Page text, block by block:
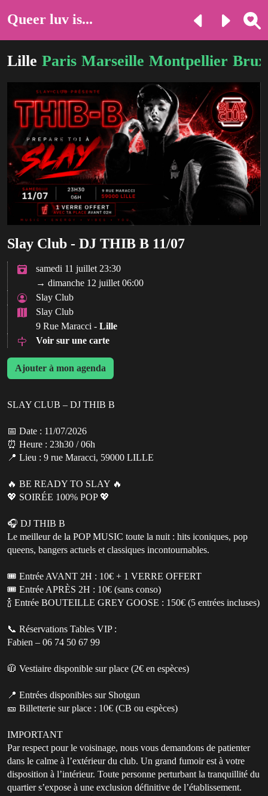
Queer luv is...
Lille Paris Marseille Montpellier
Slay Club - DJ THIB B 11/07
samedi 11 juillet 23:30
→ dimanche 12 juillet 06:00
Slay Club
Slay Club
9 Rue Maracci - Lille
Voir sur une carte
Ajouter à mon agenda
SLAY CLUB – DJ THIB B
📅 Date : 11/07/2026
⏰ Heure : 23h30 / 06h
📍 Lieu : 9 rue Maracci, 59000 LILLE
🔥 BE READY TO SLAY 🔥
💖 SOIRÉE 100% POP 💖
🎧 DJ THIB B
Le meilleur de la POP MUSIC toute la nuit : hits iconiques, pop
queens, bangers actuels et classiques incontournables.
🎟️ Entrée AVANT 2H : 10€ + 1 VERRE OFFERT
🎟️ Entrée APRÈS 2H : 10€ (sans conso)
🍾 Entrée BOUTEILLE GREY GOOSE : 150€ (5 entrées incluses)
📞 Réservations Tables VIP :
Fabien – 06 74 50 67 99
🧥 Vestiaire disponible sur place (2€ en espèces)
📍 Entrées disponibles sur Shotgun
🎫 Billetterie sur place : 10€ (CB ou espèces)
IMPORTANT
Par respect pour le voisinage, nous vous demandons de patienter
dans le calme à l’extérieur du club. Un grand fumoir est à votre
disposition à l’intérieur. Toute personne perturbant la tranquillité du
quartier s’expose à une exclusion définitive de l’établissement.